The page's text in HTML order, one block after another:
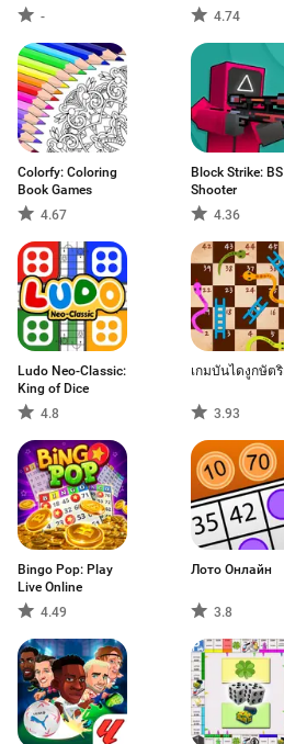
-
4.74
Colorfy: Coloring
Book Games
4.67
Block Strike: BS
Shooter
4.36
Ludo Neo-Classic:
King of Dice
4.8
เกมบันไดงูกษัต
3.93
Bingo Pop: Play
Live Online
4.49
Лото Онлайн
3.8